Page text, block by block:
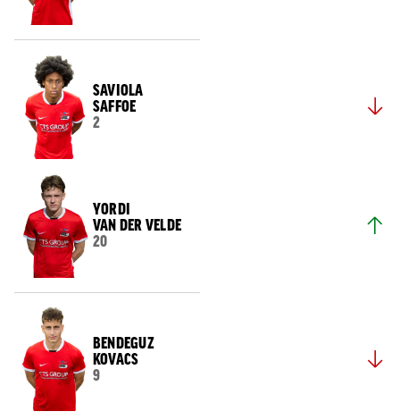
SAVIOLA
SAFFOE
2
YORDI
VAN DER VELDE
20
BENDEGUZ
KOVACS
9